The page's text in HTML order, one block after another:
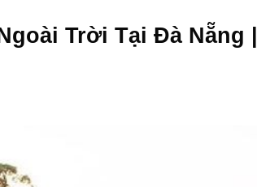
Trời Tại Đà Nẵng |